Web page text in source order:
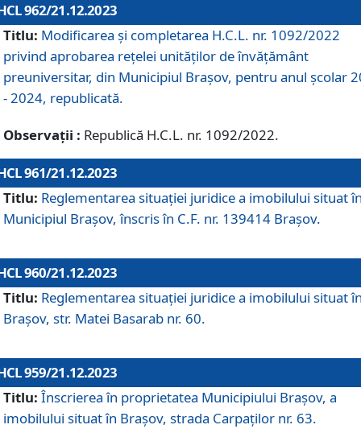
962/21.12.2023
Titlu: Modificarea și completarea H.C.L. nr. 1092/2022
privind aprobarea rețelei unităților de învăţământ
preuniversitar, din Municipiul Braşov, pentru anul școlar
- 2024, republicată.
Observații : Republică H.C.L. nr. 1092/2022.
961/21.12.2023
Titlu: Reglementarea situației juridice a imobilului situat
Municipiul Brașov, înscris în C.F. nr. 139414 Brașov.
960/21.12.2023
Titlu: Reglementarea situației juridice a imobilului situat
Brașov, str. Matei Basarab nr. 60.
959/21.12.2023
Titlu: Înscrierea în proprietatea Municipiului Brașov, a
imobilului situat în Brașov, strada Carpaților nr. 63.